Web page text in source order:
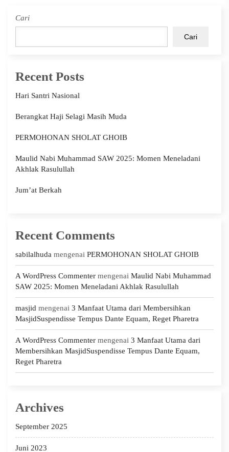
Cari
Cari
Recent Posts
Hari Santri Nasional
Berangkat Haji Selagi Masih Muda
PERMOHONAN SHOLAT GHOIB
Maulid Nabi Muhammad SAW 2025: Momen Meneladani
Akhlak Rasulullah
Jum’at Berkah
Recent Comments
sabilalhuda mengenai PERMOHONAN SHOLAT GHOIB
A WordPress Commenter mengenai Maulid Nabi Muhammad
SAW 2025: Momen Meneladani Akhlak Rasulullah
masjid mengenai 3 Manfaat Utama dari Membersihkan
MasjidSuspendisse Tempus Dante Equam, Reget Pharetra
A WordPress Commenter mengenai 3 Manfaat Utama dari
Membersihkan MasjidSuspendisse Tempus Dante Equam,
Reget Pharetra
Archives
September 2025
Juni 2023